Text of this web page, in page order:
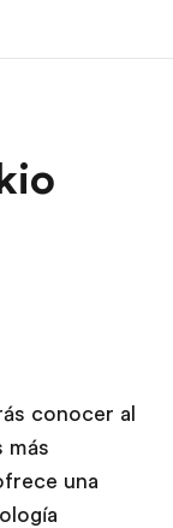
conocer al
más
una